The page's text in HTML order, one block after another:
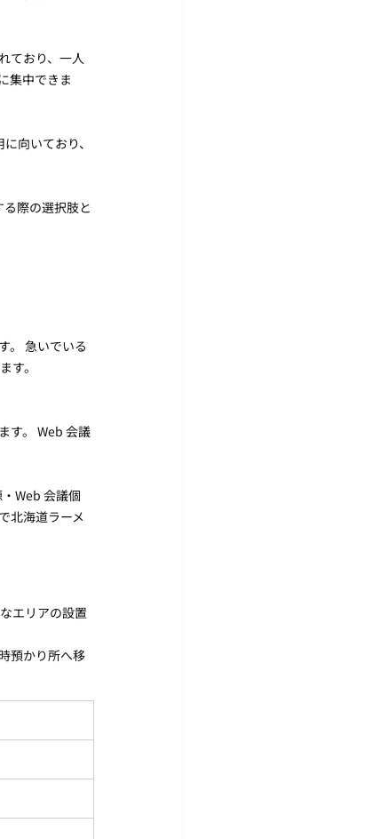
ており、一人
集中できま
向いており、
際の選択肢と
。 急いでいる
す。
す。 Web 会議
Web 会議個
北海道ラーメ
エリアの設置
預かり所へ移